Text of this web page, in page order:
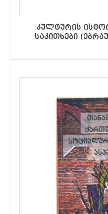
კულტურის
საკითხები